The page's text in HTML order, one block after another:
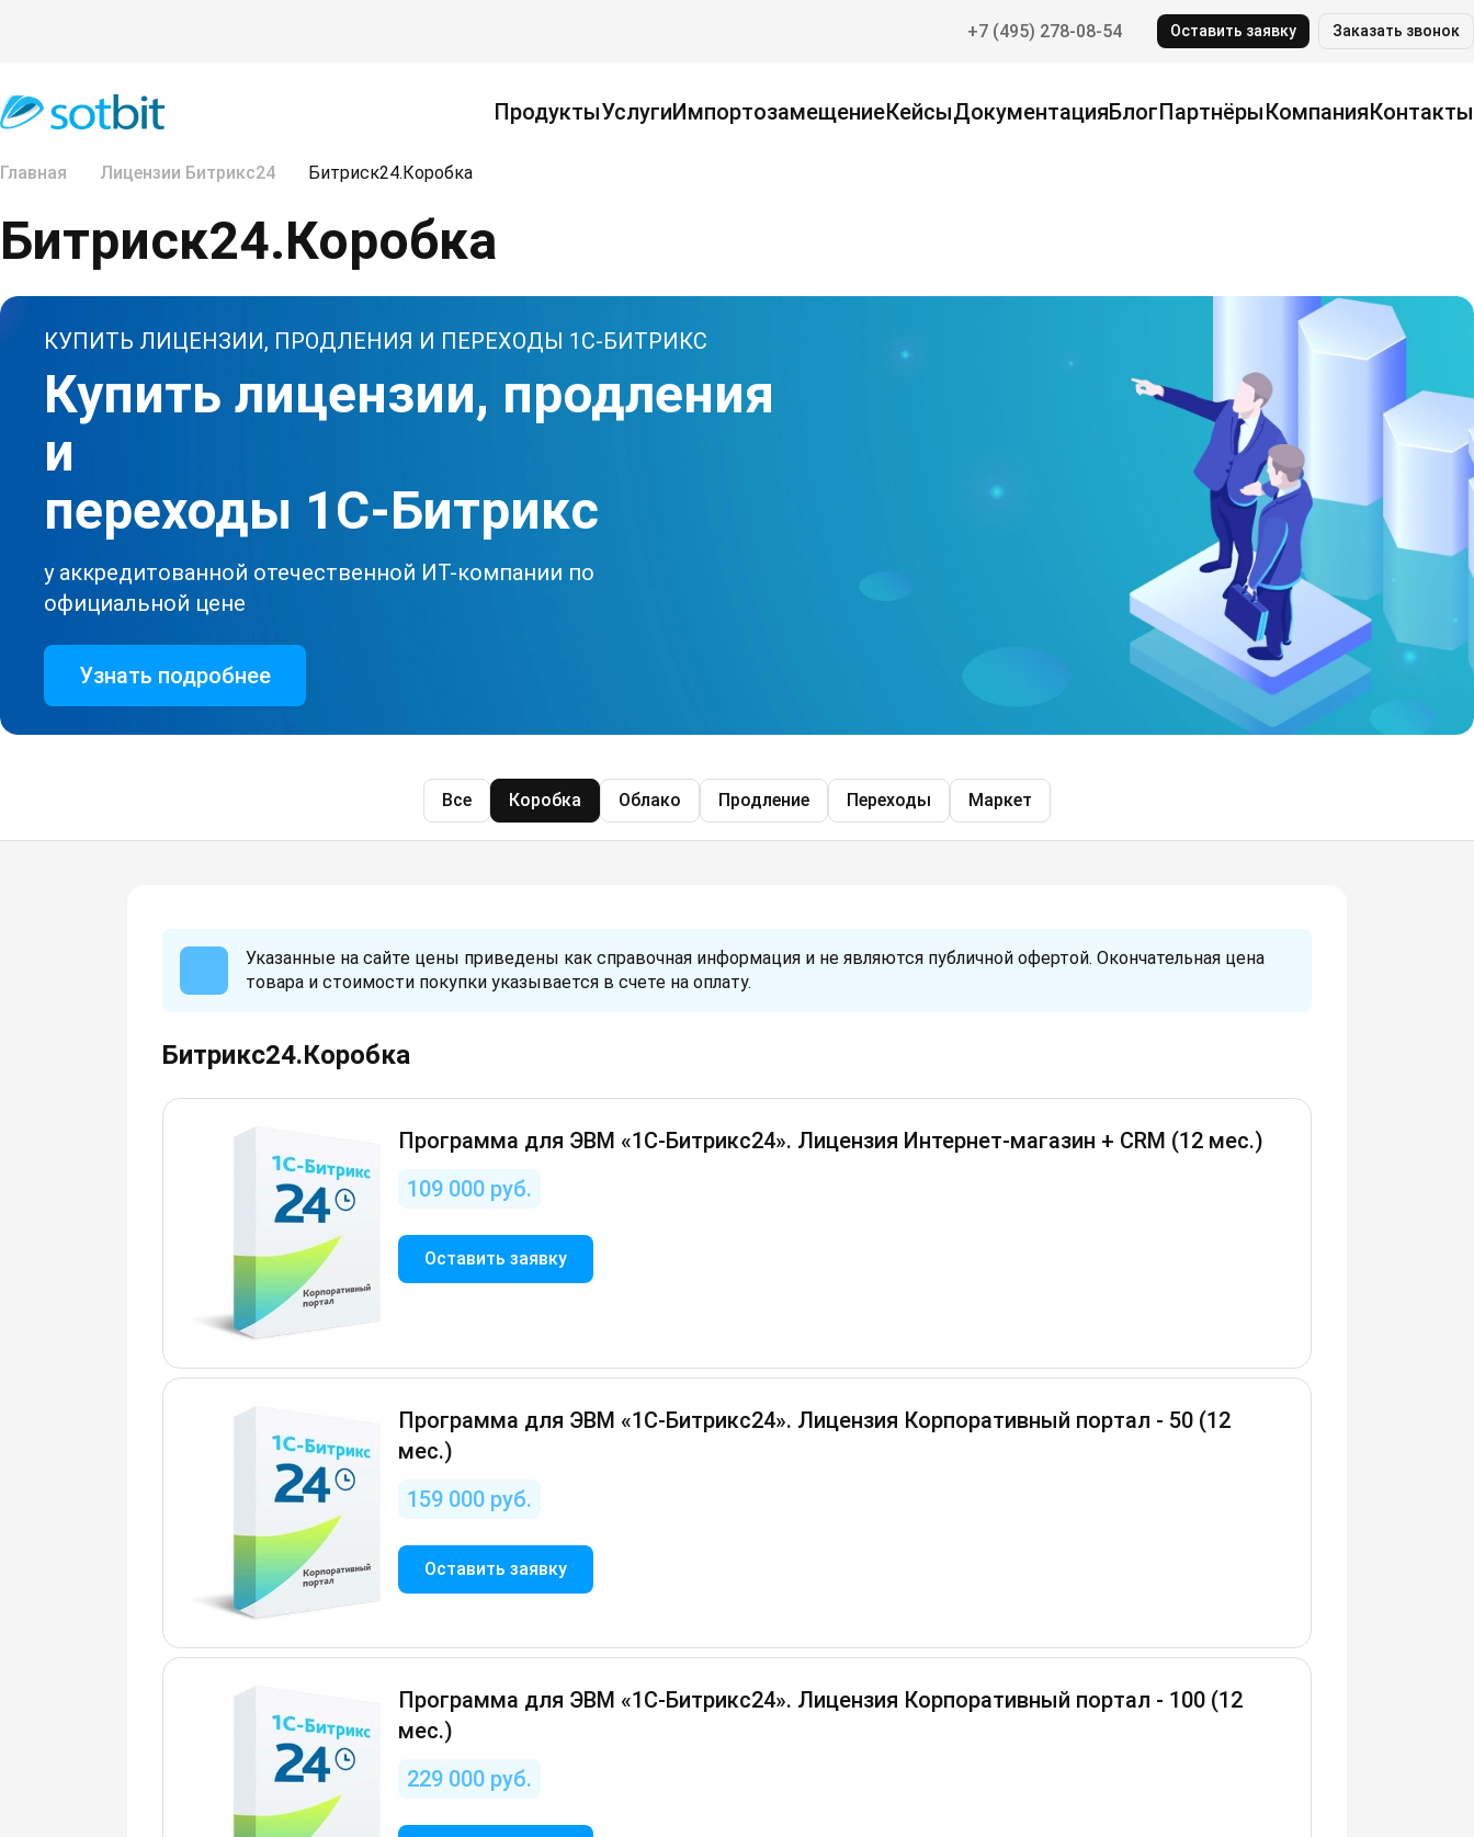
+7 (495) 278-08-54 Оставить заявку Заказать звонок
ПродуктыУслугиИмпортозамещениеКейсыДокументацияБлогПартнёрыКомпанияКонтакты
Главная Лицензии Битрикс24 Битриск24.Коробка
Битриск24.Коробка
КУПИТЬ ЛИЦЕНЗИИ, ПРОДЛЕНИЯ И ПЕРЕХОДЫ 1С-БИТРИКС
Купить лицензии, продления
и
переходы 1С-Битрикс
у аккредитованной отечественной ИТ-компании по
официальной цене
Узнать подробнее
Все Коробка Облако Продление Переходы Маркет
Указанные на сайте цены приведены как справочная информация и не являются публичной офертой. Окончательная цена
товара и стоимости покупки указывается в счете на оплату.
Битрикс24.Коробка
Программа для ЭВМ «1С-Битрикс24». Лицензия Интернет-магазин + CRM (12 мес.)
109 000 руб.
Оставить заявку
Программа для ЭВМ «1С-Битрикс24». Лицензия Корпоративный портал - 50 (12
мес.)
159 000 руб.
Оставить заявку
Программа для ЭВМ «1С-Битрикс24». Лицензия Корпоративный портал - 100 (12
мес.)
229 000 руб.